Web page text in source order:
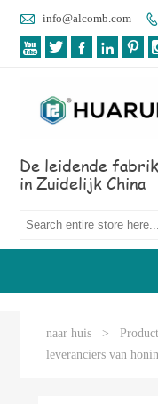
 info@alcomb.com 
    
De leidende
in Zuidelijk China
naar huis >
leveranciers van